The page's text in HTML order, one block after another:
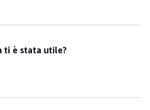
ti è stata utile?